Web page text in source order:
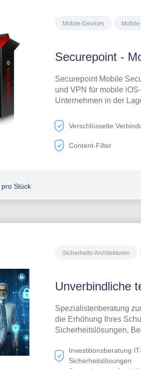
Mobile-Devices
Securepoint -
Securepoint Mobile
und VPN für mobile
Unternehmen in der
Verschlüsselte
Content-Filter
pro Stück
Sicherheits-Architekturen
Unverbindliche
Spezialistenberatung
die Erhöhung Ihres
Sicherheitslösungen,
organisatorischer
durch unsere
Investitionsberatung IT-
Sicherheitslösungen